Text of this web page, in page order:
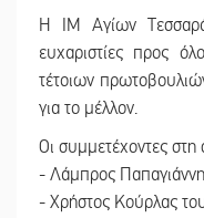
Η ΙΜ Αγίων
ευχαριστίες προς
τέτοιων
για το μέλλον.
Οι συμμετέχοντες
- Λάμπρος
- Χρήστος Κούρλας